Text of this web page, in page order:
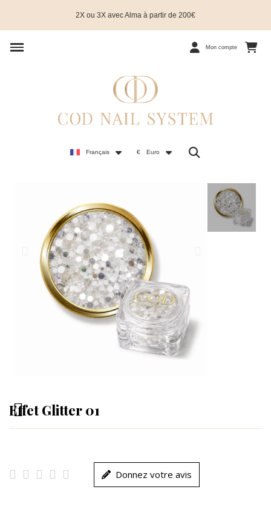
2X ou 3X avec Alma à partir de 200€
Mon compte
Français € Euro
Effet Glitter 01
     Donnez votre avis